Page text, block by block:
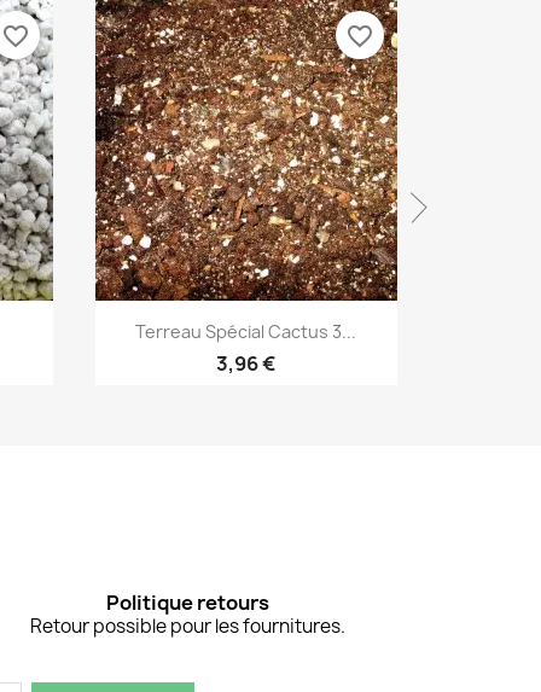
favorite_border
Aperçu rapide
Terreau Spécial Cactus 3...
3,96 €
favorite_border
Politique retours
Retour possible pour les fournitures.